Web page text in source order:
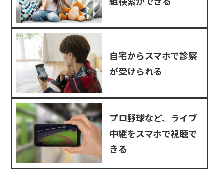
自宅からスマホで診察
が受けられる
プロ野球など、ライブ
中継をスマホで視聴で
きる